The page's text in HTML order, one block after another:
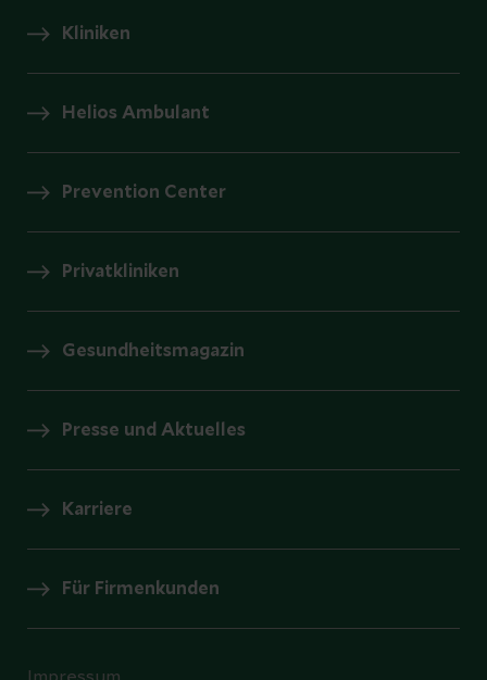
Kliniken
Helios Ambulant
Prevention Center
Privatkliniken
Gesundheitsmagazin
Presse und Aktuelles
Karriere
Für Firmenkunden